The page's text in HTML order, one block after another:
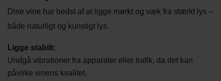
Dine vine har bedst af at ligge mørkt og væk fra stærkt lys –
både naturligt og kunstigt lys.
Ligge stabilt:
Undgå vibrationer fra apparater eller trafik, da det kan
påvirke vinens kvalitet.